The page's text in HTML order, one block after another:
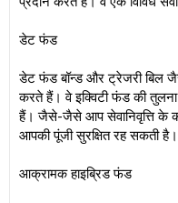
डेट फंड
डेट फंड बॉन्ड और ट्रेजरी बिल
करते हैं। वे इक्विटी फंड की
हैं। जैसे-जैसे आप सेवानिवृत्ति के
आपकी पूंजी सुरक्षित रह सकती है।
आक्रामक हाइब्रिड फंड